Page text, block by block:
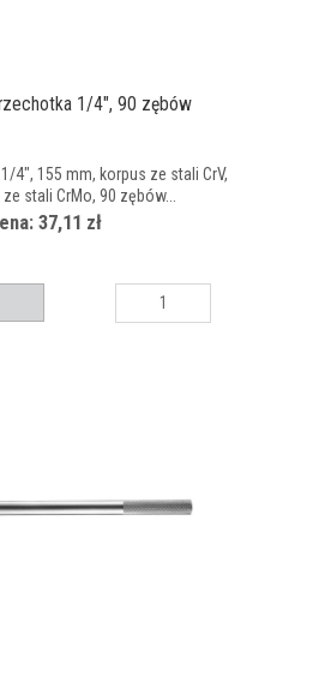
1/4", 90 zębów
4", 155 mm, korpus ze stali CrV,
stali CrMo, 90 zębów...
37,11 zł